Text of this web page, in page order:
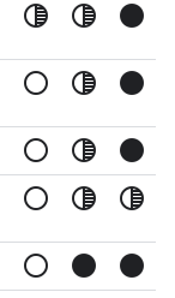
tonality tonality circle
radio_button_unchecked tonality circle
radio_button_unchecked tonality circle
radio_button_unchecked tonality tonality
radio_button_unchecked circle circle